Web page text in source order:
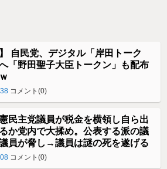
自民党、デジタル「岸田トーク
「野田聖子大臣トークン」も配布
コメント(0)
憲民主党議員が税金を横領し自ら出
か党内で大揉め。公表する派の議
員が脅し→議員は謎の死を遂げる
コメント(0)